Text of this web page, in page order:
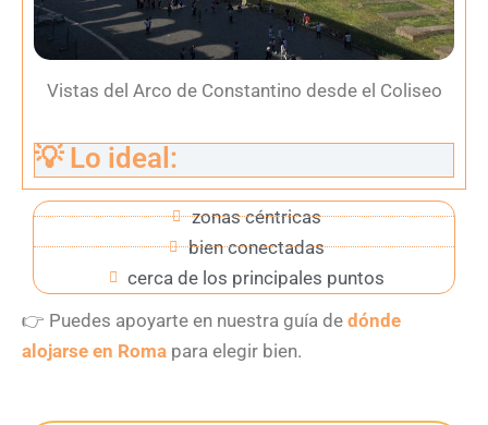
Vistas del Arco de Constantino desde el Coliseo
💡 Lo ideal:
zonas céntricas
bien conectadas
cerca de los principales puntos
👉 Puedes apoyarte en nuestra guía de dónde
alojarse en Roma para elegir bien.